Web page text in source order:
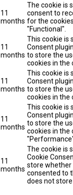
11
months
The cookie is
consent to
for the
"Functional".
11
months
This cookie is
Consent
to store the
cookies in the
11
months
This cookie is
Consent
to store the
cookies in the
11
months
This cookie is
Consent
to store the
cookies in the
11
months
The cookie is
Cookie
store whether
consented to
does not